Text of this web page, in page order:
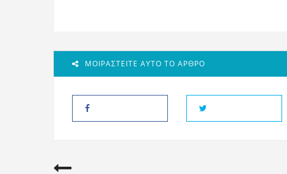
ΜΟΙΡΑΣΤΕΊΤΕ ΑΥΤΌ ΤΟ ΆΡΘΡΟ